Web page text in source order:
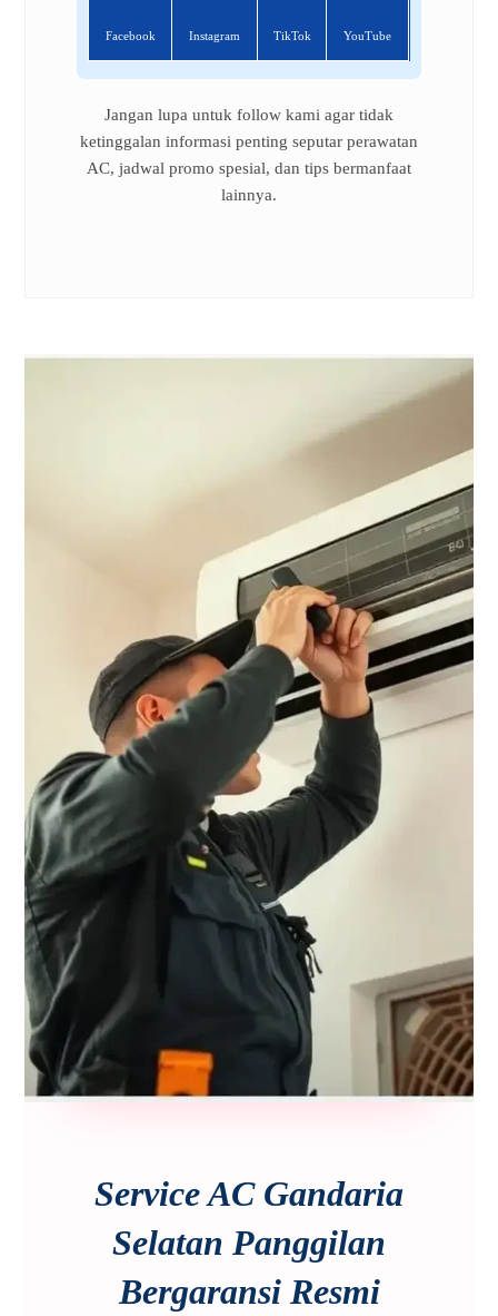
Facebook Instagram TikTok YouTube
Jangan lupa untuk follow kami agar tidak
ketinggalan informasi penting seputar perawatan
AC, jadwal promo spesial, dan tips bermanfaat
lainnya.
Service AC Gandaria
Selatan Panggilan
Bergaransi Resmi